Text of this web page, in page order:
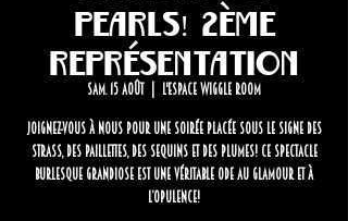
Pearls! 2ème
représentation
sam. 15 août
  |
L'Espace Wiggle Room
Joignez-vous à nous pour une soirée placée sous le signe des
strass, des paillettes, des sequins et des plumes! Ce spectacle
burlesque grandiose est une véritable ode au glamour et à
l’opulence!